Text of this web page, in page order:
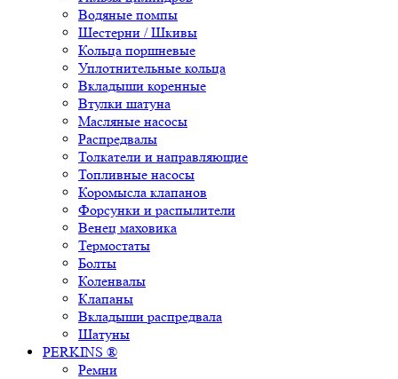
Водяные помпы
Шестерни / Шкивы
Кольца поршневые
Уплотнительные кольца
Вкладыши коренные
Втулки шатуна
Масляные насосы
Распредвалы
Толкатели и направляющие
Топливные насосы
Коромысла клапанов
Форсунки и распылители
Венец маховика
Термостаты
Болты
Коленвалы
Клапаны
Вкладыши распредвала
Шатуны
PERKINS ®
Ремни